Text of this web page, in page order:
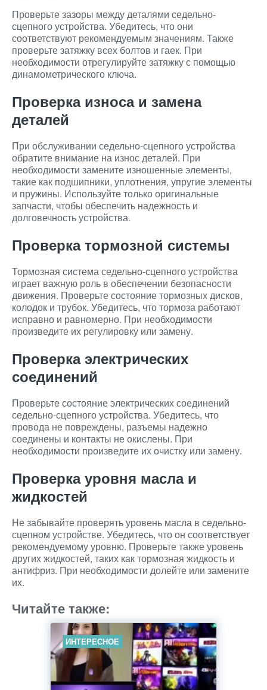
Проверьте зазоры между деталями седельно-
сцепного устройства. Убедитесь, что они
соответствуют рекомендуемым значениям. Также
проверьте затяжку всех болтов и гаек. При
необходимости отрегулируйте затяжку с помощью
динамометрического ключа.
Проверка износа и замена
деталей
При обслуживании седельно-сцепного устройства
обратите внимание на износ деталей. При
необходимости замените изношенные элементы,
такие как подшипники, уплотнения, упругие элементы
и пружины. Используйте только оригинальные
запчасти, чтобы обеспечить надежность и
долговечность устройства.
Проверка тормозной системы
Тормозная система седельно-сцепного устройства
играет важную роль в обеспечении безопасности
движения. Проверьте состояние тормозных дисков,
колодок и трубок. Убедитесь, что тормоза работают
исправно и равномерно. При необходимости
произведите их регулировку или замену.
Проверка электрических
соединений
Проверьте состояние электрических соединений
седельно-сцепного устройства. Убедитесь, что
провода не повреждены, разъемы надежно
соединены и контакты не окислены. При
необходимости произведите их очистку или замену.
Проверка уровня масла и
жидкостей
Не забывайте проверять уровень масла в седельно-
сцепном устройстве. Убедитесь, что он соответствует
рекомендуемому уровню. Проверьте также уровень
других жидкостей, таких как тормозная жидкость и
антифриз. При необходимости долейте или замените
их.
Читайте также:
ИНТЕРЕСНОЕ